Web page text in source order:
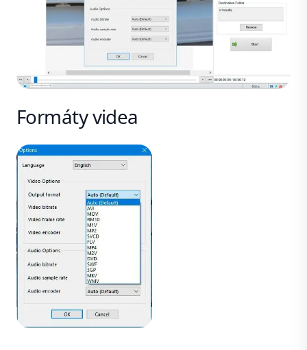
Formáty videa